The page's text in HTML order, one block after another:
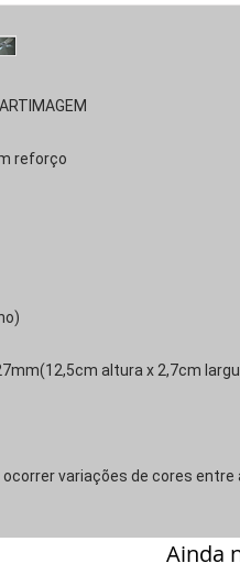
reforço
altura x 2,7cm
variações de cores entre
Ainda